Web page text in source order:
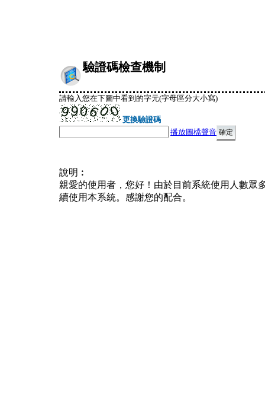
驗證碼檢查機制
請輸入您在下圖中看到的字元(字母區分大小寫)
更換驗證碼
播放圖檔聲音
說明︰
親愛的使用者，您好！由於目前系統使用人數眾
續使用本系統。感謝您的配合。